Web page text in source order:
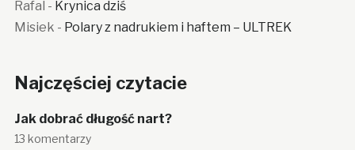
Rafal - Krynica dziś
Misiek - Polary z nadrukiem i haftem – ULTREK
Najczęściej czytacie
Jak dobrać długość nart?
13 komentarzy